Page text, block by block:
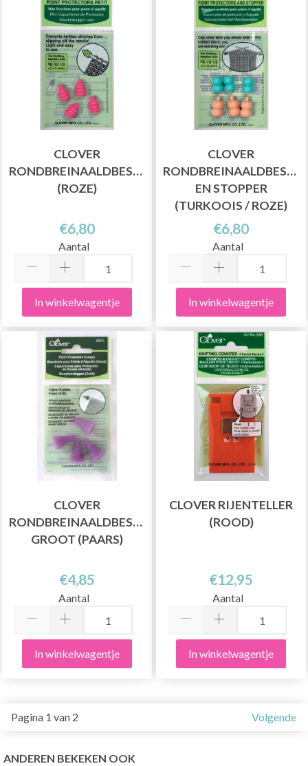
CLOVER
RONDBREINAALDBESCHERMER
(ROZE)
€6,80
Aantal
In winkelwagentje
CLOVER
EN STOPPER
(TURKOOIS / ROZE)
€6,80
Aantal
In winkelwagentje
CLOVER
RONDBREINAALDBESCHERMER,
GROOT (PAARS)
€4,85
Aantal
In winkelwagentje
CLOVER RIJENTELLER
(ROOD)
€12,95
Aantal
In winkelwagentje
Pagina 1 van 2 Volgende
ANDEREN BEKEKEN OOK